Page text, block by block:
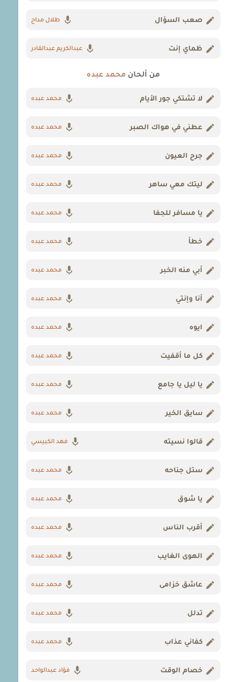
صعب السؤال طلال مداح
ظماي إنت عبدالكريم عبدالقادر
من ألحان محمد عبده
لا تشتكي جور الأيام محمد عبده
عطني في هواك الصبر محمد عبده
جرح العيون محمد عبده
ليتك معي ساهر محمد عبده
يا مسافر للجفا محمد عبده
خطأ محمد عبده
أبي منه الخبر محمد عبده
أنا وإنتي محمد عبده
ايوه محمد عبده
كل ما أقفيت محمد عبده
يا ليل يا جامع محمد عبده
سايق الخير محمد عبده
قالوا نسيته فهد الكبيسي
ستل جناحه محمد عبده
يا شوق محمد عبده
أقرب الناس محمد عبده
الهوى الغايب محمد عبده
عاشق خزامى محمد عبده
تدلل محمد عبده
كفاني عذاب محمد عبده
خصام الوقت فؤاد عبدالواحد